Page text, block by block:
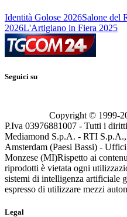
Identità Golose 2026Salone del
2026L'Artigiano in Fiera 2025
Seguici su
Copyright © 1999-
P.Iva 03976881007 - Tutti i
Mediamond S.p.A. - RTI
Amsterdam (Paesi Bassi) -
Monzese (MI)Rispetto ai
riprodotti è vietata ogni
sistemi di intelligenza artificiale
espresso di utilizzare mezzi
Legal